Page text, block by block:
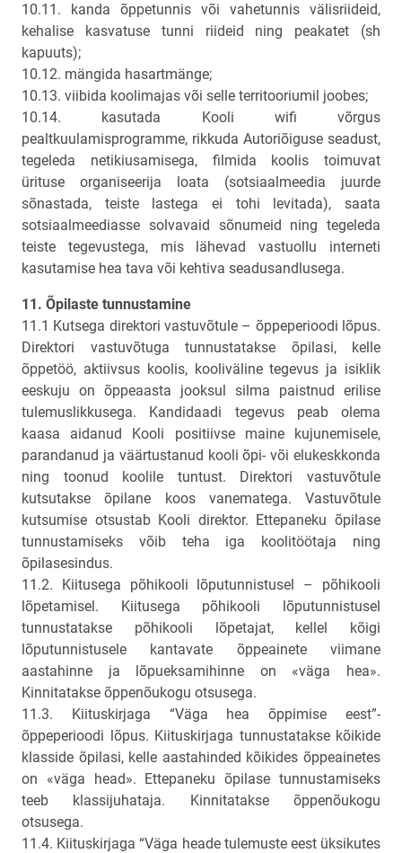
10.11. kanda õppetunnis või vahetunnis välisriideid,
kehalise kasvatuse tunni riideid ning peakatet (sh
kapuuts);
10.12. mängida hasartmänge;
10.13. viibida koolimajas või selle territooriumil joobes;
10.14. kasutada Kooli wifi võrgus
pealtkuulamisprogramme, rikkuda Autoriõiguse seadust,
tegeleda netikiusamisega, filmida koolis toimuvat
ürituse organiseerija loata (sotsiaalmeedia juurde
sõnastada, teiste lastega ei tohi levitada), saata
sotsiaalmeediasse solvavaid sõnumeid ning tegeleda
teiste tegevustega, mis lähevad vastuollu interneti
kasutamise hea tava või kehtiva seadusandlusega.
11. Õpilaste tunnustamine
11.1 Kutsega direktori vastuvõtule – õppeperioodi lõpus.
Direktori vastuvõtuga tunnustatakse õpilasi, kelle
õppetöö, aktiivsus koolis, kooliväline tegevus ja isiklik
eeskuju on õppeaasta jooksul silma paistnud erilise
tulemuslikkusega. Kandidaadi tegevus peab olema
kaasa aidanud Kooli positiivse maine kujunemisele,
parandanud ja väärtustanud kooli õpi- või elukeskkonda
ning toonud koolile tuntust. Direktori vastuvõtule
kutsutakse õpilane koos vanematega. Vastuvõtule
kutsumise otsustab Kooli direktor. Ettepaneku õpilase
tunnustamiseks võib teha iga koolitöötaja ning
õpilasesindus.
11.2. Kiitusega põhikooli lõputunnistusel – põhikooli
lõpetamisel. Kiitusega põhikooli lõputunnistusel
tunnustatakse põhikooli lõpetajat, kellel kõigi
lõputunnistusele kantavate õppeainete viimane
aastahinne ja lõpueksamihinne on «väga hea».
Kinnitatakse õppenõukogu otsusega.
11.3. Kiituskirjaga “Väga hea õppimise eest”-
õppeperioodi lõpus. Kiituskirjaga tunnustatakse kõikide
klasside õpilasi, kelle aastahinded kõikides õppeainetes
on «väga head». Ettepaneku õpilase tunnustamiseks
teeb klassijuhataja. Kinnitatakse õppenõukogu
otsusega.
11.4. Kiituskirjaga “Väga heade tulemuste eest üksikutes